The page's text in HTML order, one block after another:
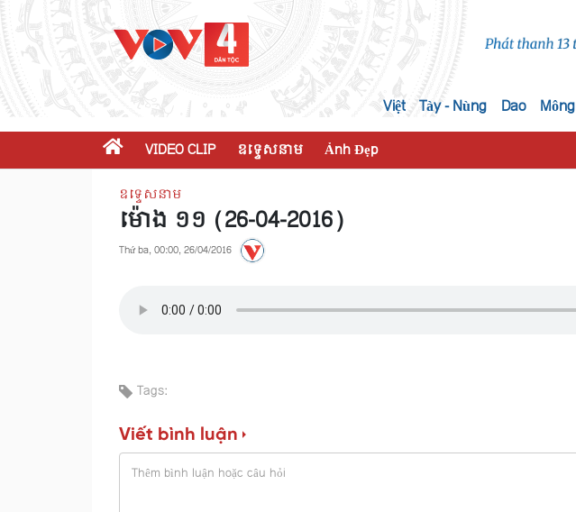
Việt Tày - Nùng Dao Mông
VIDEO CLIP ឧទ្ទេសនាម Ảnh Đẹp
ឧទ្ទេសនាម
ម៉ោង ១១ (26-04-2016)
Thứ ba, 00:00, 26/04/2016
Tags:
Viết bình luận